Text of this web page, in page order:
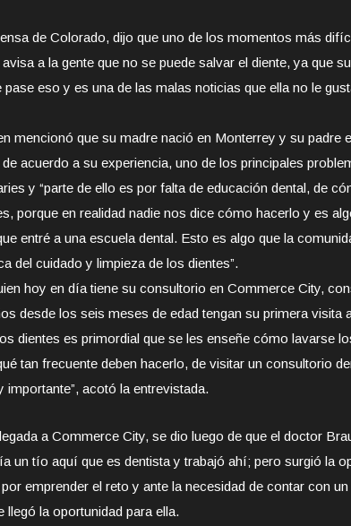
de Colorado, dijo que uno de los momentos más
a la gente que no se puede salvar el diente, ya que
pase eso y es una de las malas noticias que ella no le
mencionó que su madre nació en Monterrey y su padre
acuerdo a su experiencia, uno de los principales
y “parte de ello es por falta de educación dental, de
porque en realidad nadie nos dice cómo hacerlo y es
entré a una escuela dental. Esto es algo que la
del cuidado y limpieza de los dientes”.
hoy en día tiene su consultorio en Commerce City,
desde los seis meses de edad tengan su primera visita
dientes es primordial que se les enseñe cómo lavarse
tan frecuente deben hacerlo, de visitar un consultorio
acotó la entrevistada.
a Commerce City, se dio luego de que el doctor
un tío aquí que es dentista y trabajó ahí; pero surgió la
emprender el reto y ante la necesidad de contar con
llegó la oportunidad para ella.